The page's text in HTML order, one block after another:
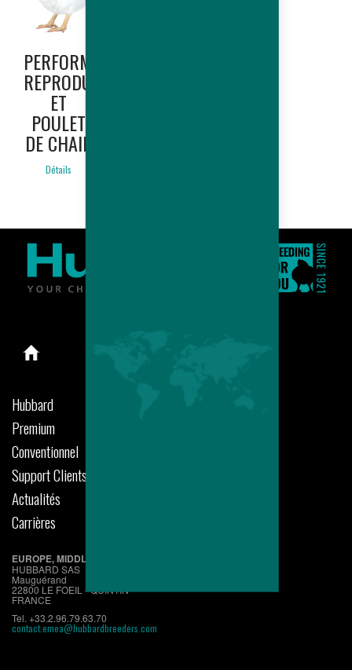
PERFORMANCES
REPRODUCTRICE
ET
POULET
DE CHAIR
Détails
Hubbard
Premium
Conventionnel
Support Clients
Actualités
Carrières
EUROPE, MIDDLE EAST, AFRICA
HUBBARD SAS
Mauguérand
22800 LE FOEIL - QUINTIN
FRANCE
Tel. +33.2.96.79.63.70
contact.emea@hubbardbreeders.com